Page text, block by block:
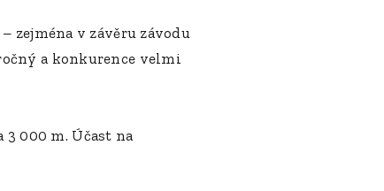
zejména v závěru závodu
a konkurence velmi
3 000 m. Účast na